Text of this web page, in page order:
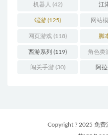
机器人 (42) 江
端游 (125) 网站
网页游戏 (118) 脚
西游系列 (119) 角色类
闯关手游(30) 阿
Copyright ? 2025 免费